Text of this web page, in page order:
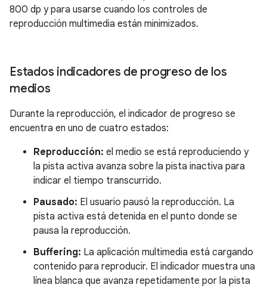
800 dp y para usarse cuando los controles de
reproducción multimedia están minimizados.
Estados indicadores de progreso de los
medios
Durante la reproducción, el indicador de progreso se
encuentra en uno de cuatro estados:
Reproducción: el medio se está reproduciendo y
la pista activa avanza sobre la pista inactiva para
indicar el tiempo transcurrido.
Pausado: El usuario pausó la reproducción. La
pista activa está detenida en el punto donde se
pausa la reproducción.
Buffering: La aplicación multimedia está cargando
contenido para reproducir. El indicador muestra una
línea blanca que avanza repetidamente por la pista